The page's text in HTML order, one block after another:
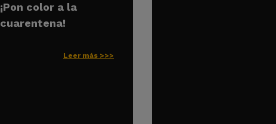
¡Pon color a la
cuarentena!
Leer más >>>